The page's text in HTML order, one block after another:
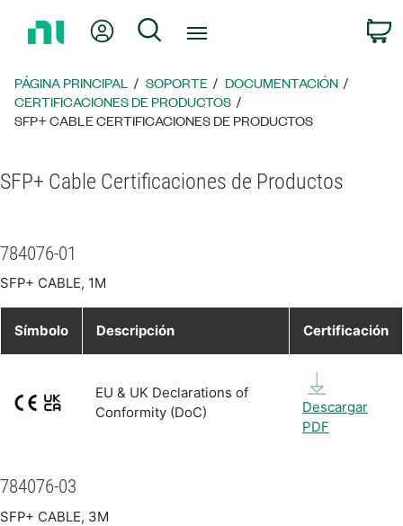
página
principal
Mi cuentaBúsqueda
PÁGINA PRINCIPAL SOPORTE
DOCUMENTACIÓN
CERTIFICACIONES DE PRODUCTOS
SFP+ CABLE CERTIFICACIONES DE PRODUCTOS
SFP+ Cable Certificaciones de Productos
784076-01
SFP+ CABLE, 1M
Símbolo Descripción Certificación
EU & UK Declarations of
Conformity (DoC)
Descargar
PDF
784076-03
SFP+ CABLE, 3M